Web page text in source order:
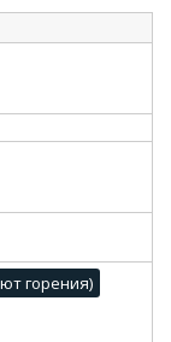
горения)